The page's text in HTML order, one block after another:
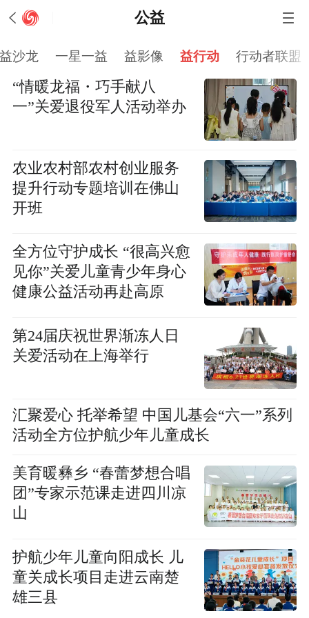
公益
沙龙 一星一益 益影像 益行动 行动者联盟
“情暖龙福・巧手献八
一”关爱退役军人活动举办
农业农村部农村创业服务
提升行动专题培训在佛山
开班
全方位守护成长 “很高兴愈
见你”关爱儿童青少年身心
健康公益活动再赴高原
第24届庆祝世界渐冻人日
关爱活动在上海举行
汇聚爱心 托举希望 中国儿基会“六一”系列
活动全方位护航少年儿童成长
美育暖彝乡 “春蕾梦想合唱
团”专家示范课走进四川凉
山
护航少年儿童向阳成长 儿
童关成长项目走进云南楚
雄三县